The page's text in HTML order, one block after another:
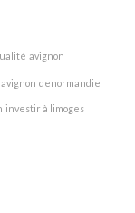
avignon
denormandie
investir à limoges